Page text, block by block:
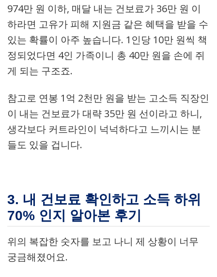
974만 원 이하, 매달 내는 건보료가 36만 원 이
하라면 고유가 피해 지원금 같은 혜택을 받을 수
있는 확률이 아주 높습니다. 1인당 10만 원씩 책
정되었다면 4인 가족이니 총 40만 원을 손에 쥐
게 되는 구조죠.
참고로 연봉 1억 2천만 원을 받는 고소득 직장인
이 내는 건보료가 대략 35만 원 선이라고 하니,
생각보다 커트라인이 넉넉하다고 느끼시는 분
들도 있을 겁니다.
3. 내 건보료 확인하고 소득 하위
70% 인지 알아본 후기
위의 복잡한 숫자를 보고 나니 제 상황이 너무
궁금해졌어요.